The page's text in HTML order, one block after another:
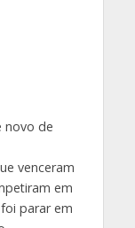
novo de
venceram
em
parar em